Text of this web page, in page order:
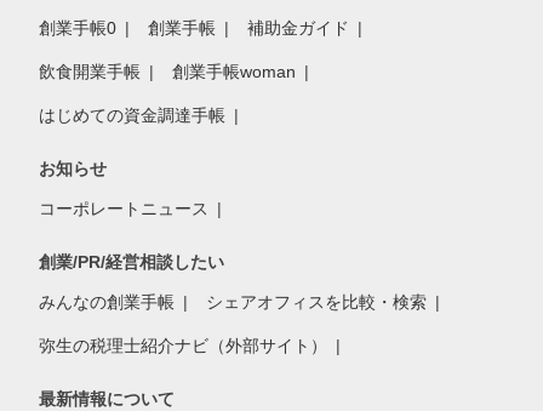
創業手帳0 創業手帳 補助金ガイド
飲食開業手帳 創業手帳woman
はじめての資金調達手帳
お知らせ
コーポレートニュース
創業/PR/経営相談したい
みんなの創業手帳 シェアオフィスを比較・検索
弥生の税理士紹介ナビ（外部サイト）
最新情報について